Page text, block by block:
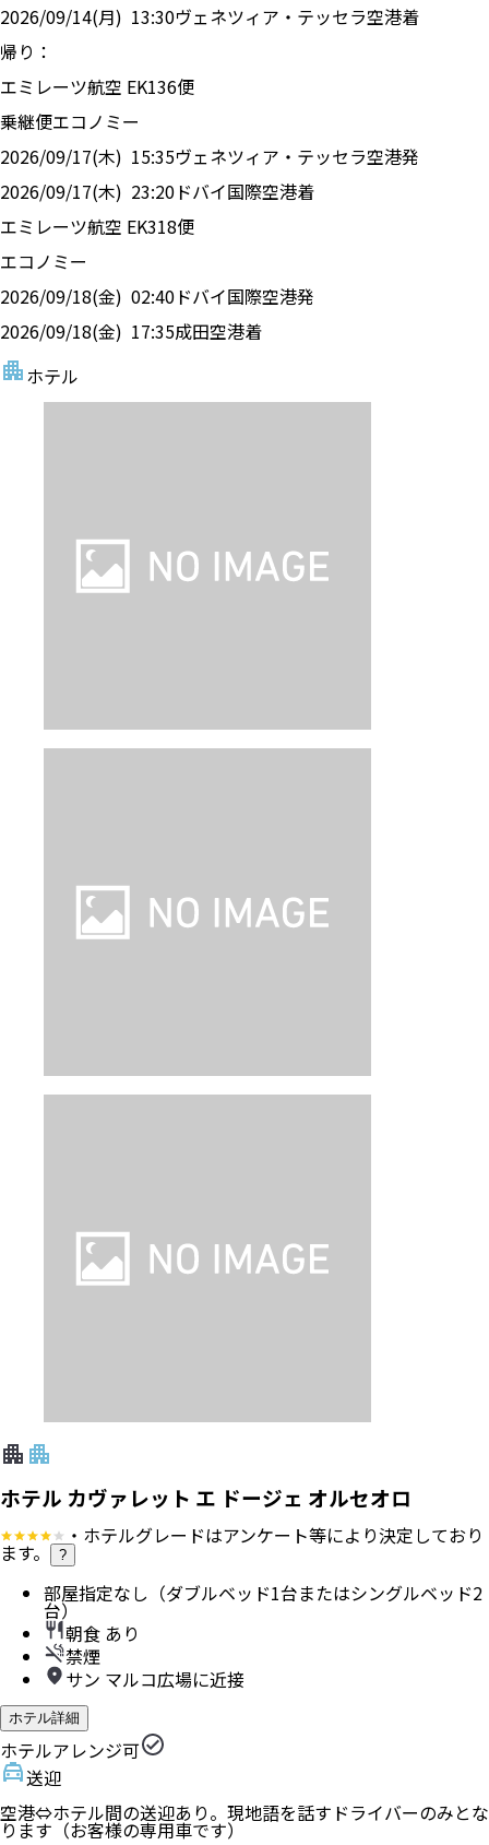
2026/09/14(月) 13:30ヴェネツィア・テッセラ空港着
帰り：
エミレーツ航空 EK136便
乗継便エコノミー
2026/09/17(木) 15:35ヴェネツィア・テッセラ空港発
2026/09/17(木) 23:20ドバイ国際空港着
エミレーツ航空 EK318便
エコノミー
2026/09/18(金) 02:40ドバイ国際空港発
2026/09/18(金) 17:35成田空港着
ホテル
ホテル カヴァレット エ ドージェ オルセオロ
・ホテルグレードはアンケート等により決定しており
ます。 ?
部屋指定なし（ダブルベッド1台またはシングルベッド2
台）
朝食 あり
禁煙
サン マルコ広場に近接
ホテル詳細
ホテルアレンジ可
送迎
空港⇔ホテル間の送迎あり。現地語を話すドライバーのみとな
ります（お客様の専用車です）